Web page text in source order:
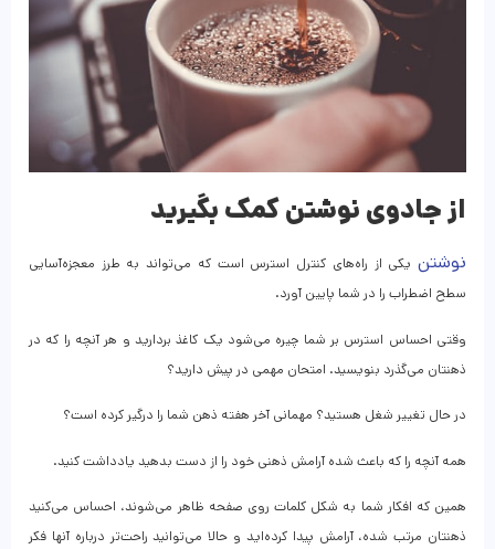
از جادوی نوشتن کمک بگیرید
نوشتن یکی از راه‌های کنترل استرس است که می‌تواند به طرز معجزه‌آسایی
سطح اضطراب را در شما پایین آورد.
وقتی احساس استرس بر شما چیره می‌شود یک کاغذ بردارید و هر آنچه را که در
ذهنتان می‌گذرد بنویسید. امتحان مهمی در پیش دارید؟
در حال تغییر شغل هستید؟ مهمانی آخر هفته ذهن شما را درگیر کرده ‌است؟
همه آنچه را که باعث شده‌ آرامش ذهنی خود را از دست بدهید یادداشت کنید.
همین که افکار شما به شکل کلمات روی صفحه ظاهر می‌شوند، احساس می‌کنید
ذهنتان مرتب شده، آرامش پیدا کرده‌اید و حالا می‌توانید راحت‌تر درباره آنها فکر